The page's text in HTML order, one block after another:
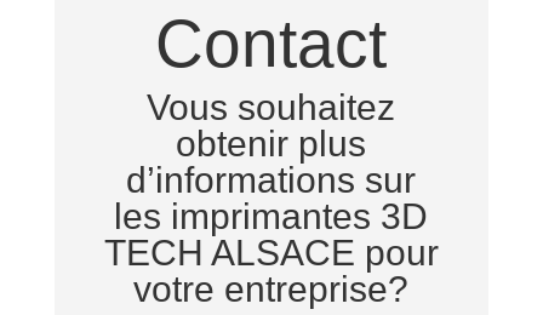
Contact
Vous souhaitez
obtenir plus
d’informations sur
les imprimantes 3D
TECH ALSACE pour
votre entreprise?